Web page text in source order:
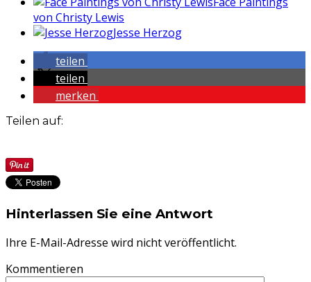
von Christy Lewis
Jesse Herzog
teilen
teilen
merken
Teilen auf:
Hinterlassen Sie eine Antwort
Ihre E-Mail-Adresse wird nicht veröffentlicht.
Kommentieren